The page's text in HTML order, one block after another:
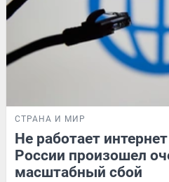
СТРАНА И МИР
Не работает
России произошел
масштабный сбой